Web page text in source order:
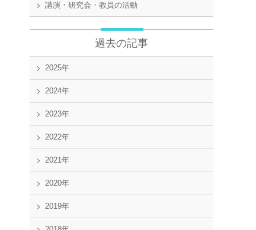
講演・研究会・教員の活動
過去の記事
2025年
2024年
2023年
2022年
2021年
2020年
2019年